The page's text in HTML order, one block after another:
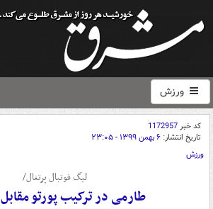
ورزش
کد خبر1172957
تاریخ انتشار: ۶ بهمن ۱۳۹۹ - ۲۳:۰۵
ورزش
لیگ فوتبال پرتغال/
طارمی در ترکیب پورتو